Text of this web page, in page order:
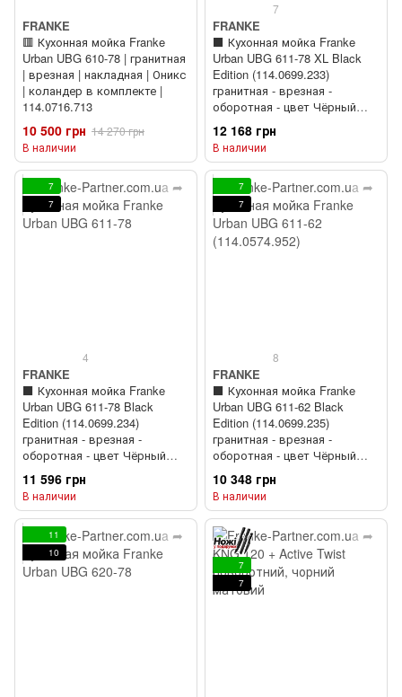
FRANKE
🟥 Кухонная мойка Franke
Urban UBG 610-78 | гранитная
| врезная | накладная | Оникс
| коландер в комплекте |
114.0716.713
10 500 грн 14 270 грн
В наличии
7
FRANKE
⬛️ Кухонная мойка Franke
Urban UBG 611-78 XL Black
Edition (114.0699.233)
гранитная - врезная -
оборотная - цвет Чёрный
матовый - (пластиковый
коландер в комлекте)
12 168 грн
В наличии
7
7
4
FRANKE
⬛️ Кухонная мойка Franke
Urban UBG 611-78 Black
Edition (114.0699.234)
гранитная - врезная -
оборотная - цвет Чёрный
матовый - (пластиковый
коландер в комлекте)
11 596 грн
В наличии
7
7
8
FRANKE
⬛️ Кухонная мойка Franke
Urban UBG 611-62 Black
Edition (114.0699.235)
гранитная - врезная -
оборотная - цвет Чёрный
матовый - (пластиковый
коландер в комлекте)
10 348 грн
В наличии
11
10
7
7